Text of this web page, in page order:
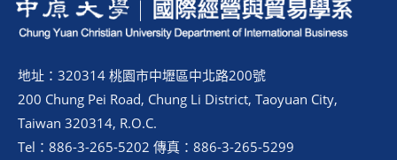
地址：320314 桃園市中壢區中北路200號
200 Chung Pei Road, Chung Li District, Taoyuan City,
Taiwan 320314, R.O.C.
Tel：886-3-265-5202 傳真：886-3-265-5299